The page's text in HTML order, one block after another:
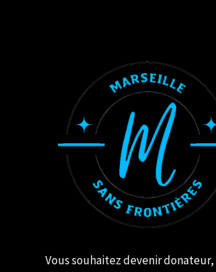
Vous souhaitez devenir donateur,